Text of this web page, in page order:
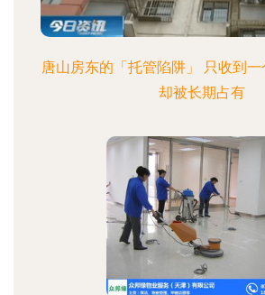
唐山房东的「托管陷阱」 只收到
却被长期占有